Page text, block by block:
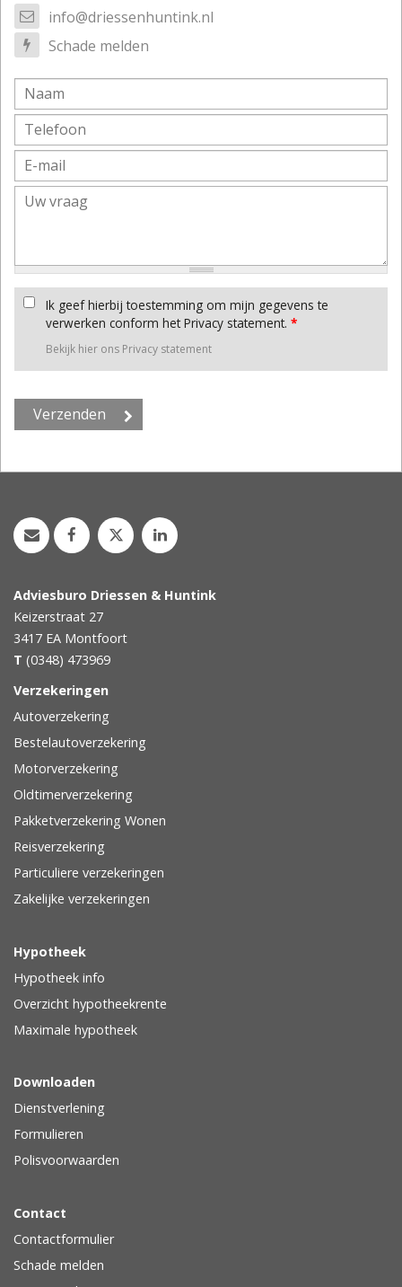
info@driessenhuntink.nl
Schade melden
Ik geef hierbij toestemming om mijn gegevens te
verwerken conform het Privacy statement. *
Bekijk hier ons Privacy statement
Adviesburo Driessen & Huntink
Keizerstraat 27
3417 EA Montfoort
T (0348) 473969
Verzekeringen
Autoverzekering
Bestelautoverzekering
Motorverzekering
Oldtimerverzekering
Pakketverzekering Wonen
Reisverzekering
Particuliere verzekeringen
Zakelijke verzekeringen
Hypotheek
Hypotheek info
Overzicht hypotheekrente
Maximale hypotheek
Downloaden
Dienstverlening
Formulieren
Polisvoorwaarden
Contact
Contactformulier
Schade melden